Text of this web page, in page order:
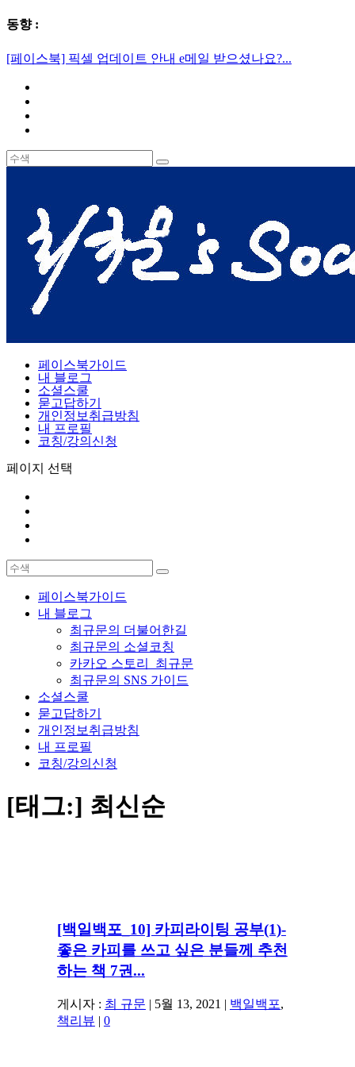
동향 :
[페이스북] 픽셀 업데이트 안내 e메일 받으셨나요?...
페이스북가이드
내 블로그
소셜스쿨
묻고답하기
개인정보취급방침
내 프로필
코칭/강의신청
페이지 선택
페이스북가이드
내 블로그
최규문의 더불어한길
최규문의 소셜코칭
카카오 스토리_최규문
최규문의 SNS 가이드
소셜스쿨
묻고답하기
개인정보취급방침
내 프로필
코칭/강의신청
[태그:] 최신순
[백일백포_10] 카피라이팅 공부(1)-
좋은 카피를 쓰고 싶은 분들께 추천
하는 책 7권...
게시자 : 최 규문 | 5월 13, 2021 | 백일백포,
책리뷰 | 0